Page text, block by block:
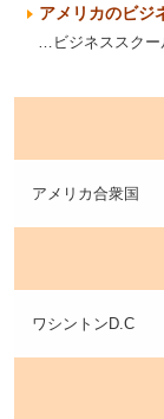
アメリカのビジ
…ビジネススクー
アメリカ合衆国
ワシントンD.C